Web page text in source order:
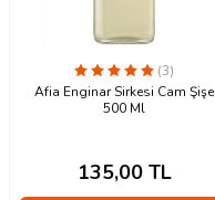
(3)
Afia Enginar Sirkesi Cam Şişe
500 Ml
135,00TL